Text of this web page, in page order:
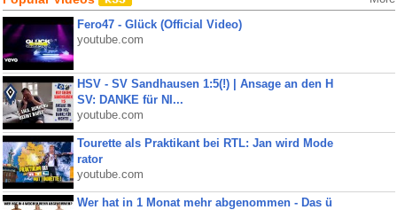
Fero47 - Glück (Official Video)
youtube.com
HSV - SV Sandhausen 1:5(!) | Ansage an den H
SV: DANKE für NI...
youtube.com
Tourette als Praktikant bei RTL: Jan wird Mode
rator
youtube.com
Wer hat in 1 Monat mehr abgenommen - Das ü